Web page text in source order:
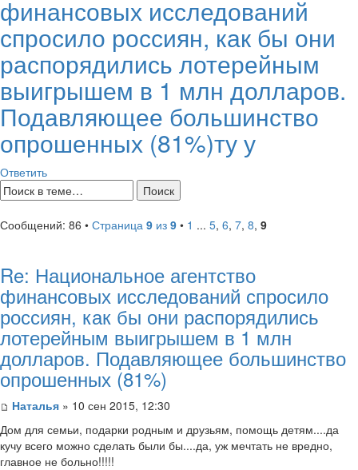
финансовых исследований
спросило россиян, как бы они
распорядились лотерейным
выигрышем в 1 млн долларов.
Подавляющее большинство
опрошенных (81%)ту у
Ответить
Сообщений: 86 • Страница 9 из 9 • 1 ... 5, 6, 7, 8, 9
Re: Национальное агентство
финансовых исследований спросило
россиян, как бы они распорядились
лотерейным выигрышем в 1 млн
долларов. Подавляющее большинство
опрошенных (81%)
Наталья » 10 сен 2015, 12:30
Дом для семьи, подарки родным и друзьям, помощь детям....да
кучу всего можно сделать были бы....да, уж мечтать не вредно,
главное не больно!!!!!